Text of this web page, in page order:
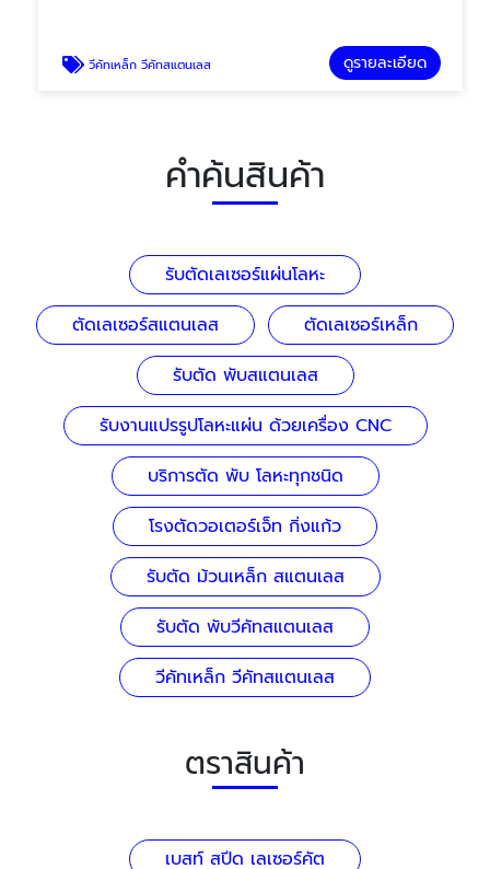
วีคัทเหล็ก วีคัทสแตนเลส ดูรายละเอียด
คำค้นสินค้า
รับตัดเลเซอร์แผ่นโลหะ
ตัดเลเซอร์สแตนเลส
ตัดเลเซอร์เหล็ก
รับตัด พับสแตนเลส
รับงานแปรรูปโลหะแผ่น ด้วยเครื่อง CNC
บริการตัด พับ โลหะทุกชนิด
โรงตัดวอเตอร์เจ็ท กิ่งแก้ว
รับตัด ม้วนเหล็ก สแตนเลส
รับตัด พับวีคัทสแตนเลส
วีคัทเหล็ก วีคัทสแตนเลส
ตราสินค้า
เบสท์ สปีด เลเซอร์คัต